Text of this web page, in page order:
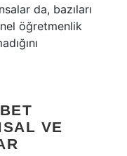
da, bazıları
öğretmenlik
VE